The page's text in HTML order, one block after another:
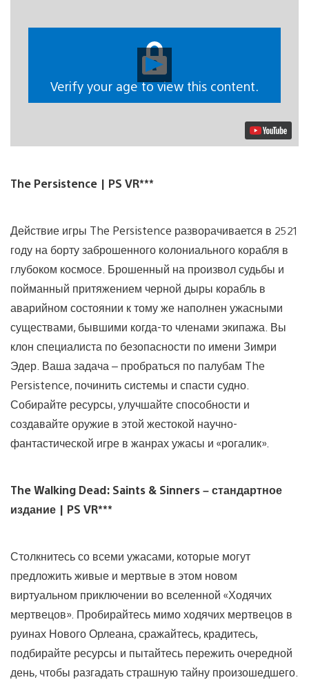
Воспроизвести
видео
Verify your age to view this content.
The Persistence | PS VR***
Действие игры The Persistence разворачивается в 2521
году на борту заброшенного колониального корабля в
глубоком космосе. Брошенный на произвол судьбы и
пойманный притяжением черной дыры корабль в
аварийном состоянии к тому же наполнен ужасными
существами, бывшими когда-то членами экипажа. Вы
клон специалиста по безопасности по имени Зимри
Эдер. Ваша задача – пробраться по палубам The
Persistence, починить системы и спасти судно.
Собирайте ресурсы, улучшайте способности и
создавайте оружие в этой жестокой научно-
фантастической игре в жанрах ужасы и «рогалик».
The Walking Dead: Saints & Sinners – стандартное
издание | PS VR***
Столкнитесь со всеми ужасами, которые могут
предложить живые и мертвые в этом новом
виртуальном приключении во вселенной «Ходячих
мертвецов». Пробирайтесь мимо ходячих мертвецов в
руинах Нового Орлеана, сражайтесь, крадитесь,
подбирайте ресурсы и пытайтесь пережить очередной
день, чтобы разгадать страшную тайну произошедшего.